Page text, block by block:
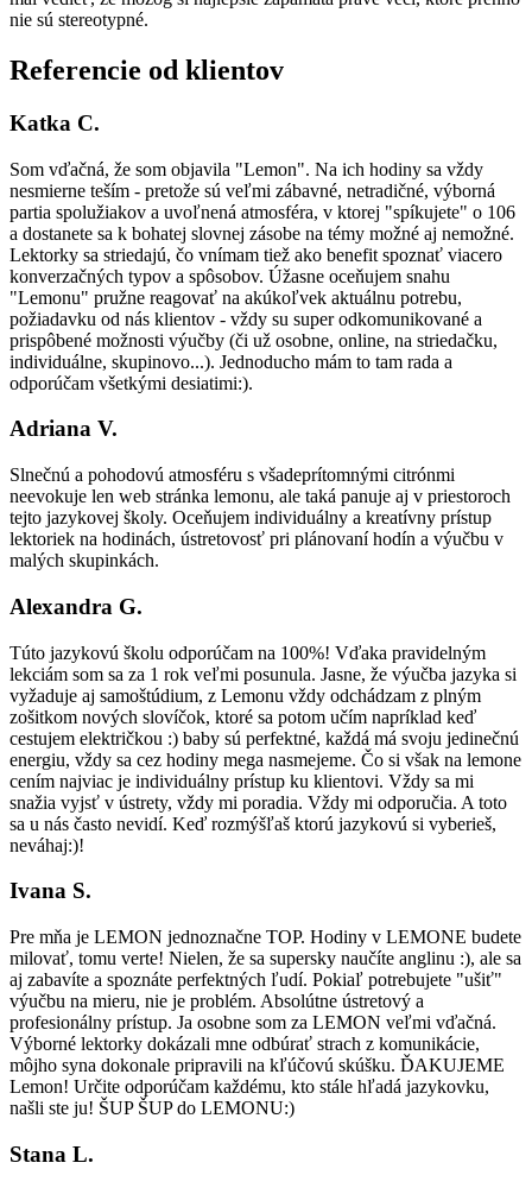
nie sú stereotypné.
Referencie od klientov
Katka C.
Som vďačná, že som objavila "Lemon". Na ich hodiny sa vždy
nesmierne teším - pretože sú veľmi zábavné, netradičné, výborná
partia spolužiakov a uvoľnená atmosféra, v ktorej "spíkujete" o 106
a dostanete sa k bohatej slovnej zásobe na témy možné aj nemožné.
Lektorky sa striedajú, čo vnímam tiež ako benefit spoznať viacero
konverzačných typov a spôsobov. Úžasne oceňujem snahu
"Lemonu" pružne reagovať na akúkoľvek aktuálnu potrebu,
požiadavku od nás klientov - vždy su super odkomunikované a
prispôbené možnosti výučby (či už osobne, online, na striedačku,
individuálne, skupinovo...). Jednoducho mám to tam rada a
odporúčam všetkými desiatimi:).
Adriana V.
Slnečnú a pohodovú atmosféru s všadeprítomnými citrónmi
neevokuje len web stránka lemonu, ale taká panuje aj v priestoroch
tejto jazykovej školy. Oceňujem individuálny a kreatívny prístup
lektoriek na hodinách, ústretovosť pri plánovaní hodín a výučbu v
malých skupinkách.
Alexandra G.
Túto jazykovú školu odporúčam na 100%! Vďaka pravidelným
lekciám som sa za 1 rok veľmi posunula. Jasne, že výučba jazyka si
vyžaduje aj samoštúdium, z Lemonu vždy odchádzam z plným
zošitkom nových slovíčok, ktoré sa potom učím napríklad keď
cestujem električkou :) baby sú perfektné, každá má svoju jedinečnú
energiu, vždy sa cez hodiny mega nasmejeme. Čo si však na lemone
cením najviac je individuálny prístup ku klientovi. Vždy sa mi
snažia vyjsť v ústrety, vždy mi poradia. Vždy mi odporučia. A toto
sa u nás často nevidí. Keď rozmýšľaš ktorú jazykovú si vyberieš,
neváhaj:)!
Ivana S.
Pre mňa je LEMON jednoznačne TOP. Hodiny v LEMONE budete
milovať, tomu verte! Nielen, že sa supersky naučíte anglinu :), ale sa
aj zabavíte a spoznáte perfektných ľudí. Pokiaľ potrebujete "ušiť"
výučbu na mieru, nie je problém. Absolútne ústretový a
profesionálny prístup. Ja osobne som za LEMON veľmi vďačná.
Výborné lektorky dokázali mne odbúrať strach z komunikácie,
môjho syna dokonale pripravili na kľúčovú skúšku. ĎAKUJEME
Lemon! Určite odporúčam každému, kto stále hľadá jazykovku,
našli ste ju! ŠUP ŠUP do LEMONU:)
Stana L.